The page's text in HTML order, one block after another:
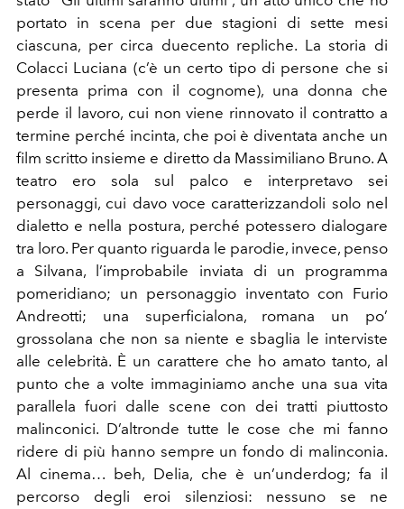
portato in scena per due stagioni di sette mesi
ciascuna, per circa duecento repliche. La storia di
Colacci Luciana (c’è un certo tipo di persone che si
presenta prima con il cognome), una donna che
perde il lavoro, cui non viene rinnovato il contratto a
termine perché incinta, che poi è diventata anche un
film scritto insieme e diretto da Massimiliano Bruno. A
teatro ero sola sul palco e interpretavo sei
personaggi, cui davo voce caratterizzandoli solo nel
dialetto e nella postura, perché potessero dialogare
tra loro. Per quanto riguarda le parodie, invece, penso
a Silvana, l’improbabile inviata di un programma
pomeridiano; un personaggio inventato con Furio
Andreotti; una superficialona, romana un po’
grossolana che non sa niente e sbaglia le interviste
alle celebrità. È un carattere che ho amato tanto, al
punto che a volte immaginiamo anche una sua vita
parallela fuori dalle scene con dei tratti piuttosto
malinconici. D’altronde tutte le cose che mi fanno
ridere di più hanno sempre un fondo di malinconia.
Al cinema… beh, Delia, che è un’underdog; fa il
percorso degli eroi silenziosi: nessuno se ne